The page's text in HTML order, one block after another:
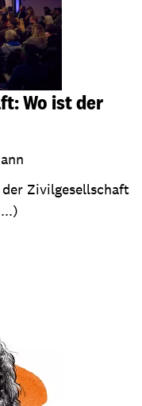
Wo ist der
Zivilgesellschaft